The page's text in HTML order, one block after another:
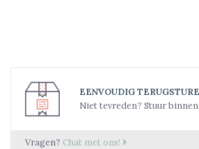
EENVOUDIG
Niet tevreden? Stuur
Vragen? Chat met ons!